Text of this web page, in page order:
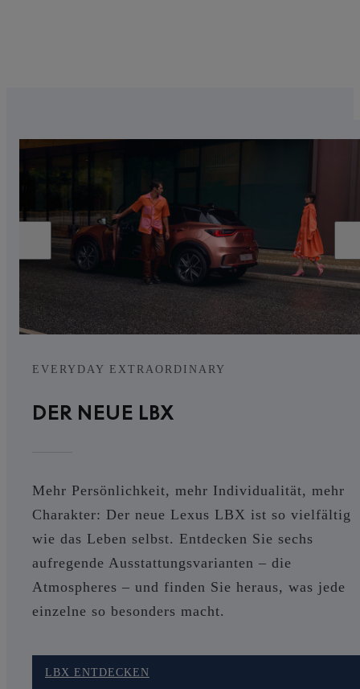
EVERYDAY EXTRAORDINARY
DER NEUE LBX
Mehr Persönlichkeit, mehr Individualität, mehr
Charakter: Der neue Lexus LBX ist so vielfältig
wie das Leben selbst. Entdecken Sie sechs
aufregende Ausstattungsvarianten – die
Atmospheres – und finden Sie heraus, was jede
einzelne so besonders macht.
LBX ENTDECKEN